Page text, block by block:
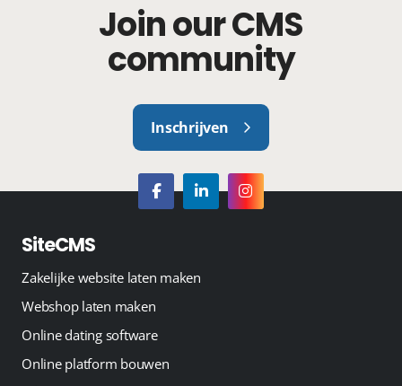
Join our CMS
community
Inschrijven
SiteCMS
Zakelijke website laten maken
Webshop laten maken
Online dating software
Online platform bouwen